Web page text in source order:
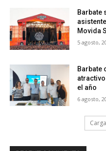
Barbate
Movida
5 agosto,
Barbate
el año
6 agosto,